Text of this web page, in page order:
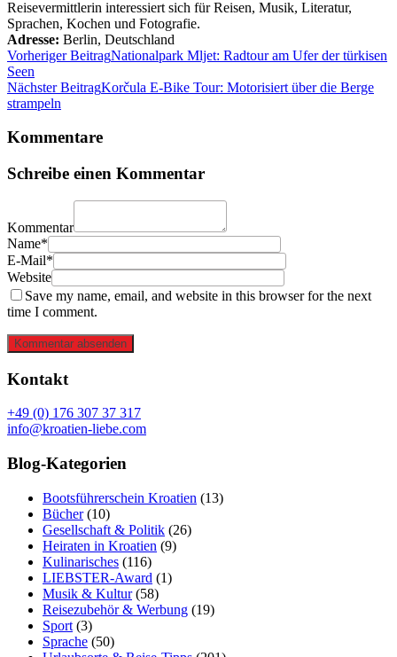
Reisevermittlerin interessiert sich für Reisen, Musik, Literatur,
Sprachen, Kochen und Fotografie.
Adresse: Berlin, Deutschland
Vorheriger BeitragNationalpark Mljet: Radtour am Ufer der türkisen
Seen
Nächster BeitragKorčula E-Bike Tour: Motorisiert über die Berge
strampeln
Kommentare
Schreibe einen Kommentar
Kommentar
Name*
E-Mail*
Website
Save my name, email, and website in this browser for the next
time I comment.
Kommentar absenden
Kontakt
+49 (0) 176 307 37 317
info@kroatien-liebe.com
Blog-Kategorien
Bootsführerschein Kroatien (13)
Bücher(10)
Gesellschaft & Politik (26)
Heiraten in Kroatien (9)
Kulinarisches (116)
LIEBSTER-Award (1)
Musik & Kultur(58)
Reisezubehör & Werbung (19)
Sport (3)
Sprache (50)